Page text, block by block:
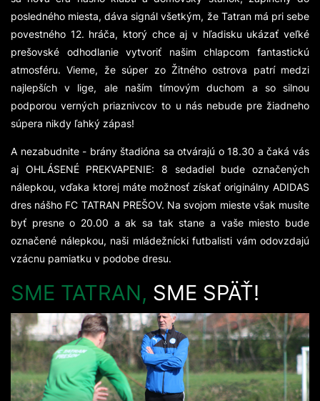
posledného miesta, dáva signál všetkým, že Tatran má pri sebe
povestného 12. hráča, ktorý chce aj v hľadisku ukázať veľké
prešovské odhodlanie vytvoriť našim chlapcom fantastickú
atmosféru. Vieme, že súper zo Žitného ostrova patrí medzi
najlepších v lige, ale naším tímovým duchom a so silnou
podporou verných priaznivcov to u nás nebude pre žiadneho
súpera nikdy ľahký zápas!
A nezabudnite - brány štadióna sa otvárajú o 18.30 a čaká vás
aj OHLÁSENÉ PREKVAPENIE: 8 sedadiel bude označených
nálepkou, vďaka ktorej máte možnosť získať originálny ADIDAS
dres nášho FC TATRAN PREŠOV. Na svojom mieste však musíte
byť presne o 20.00 a ak sa tak stane a vaše miesto bude
označené nálepkou, naši mládežnícki futbalisti vám odovzdajú
vzácnu pamiatku v podobe dresu.
SME TATRAN, SME SPÄŤ!